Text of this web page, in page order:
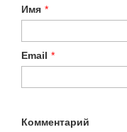
Имя *
Email *
Комментарий